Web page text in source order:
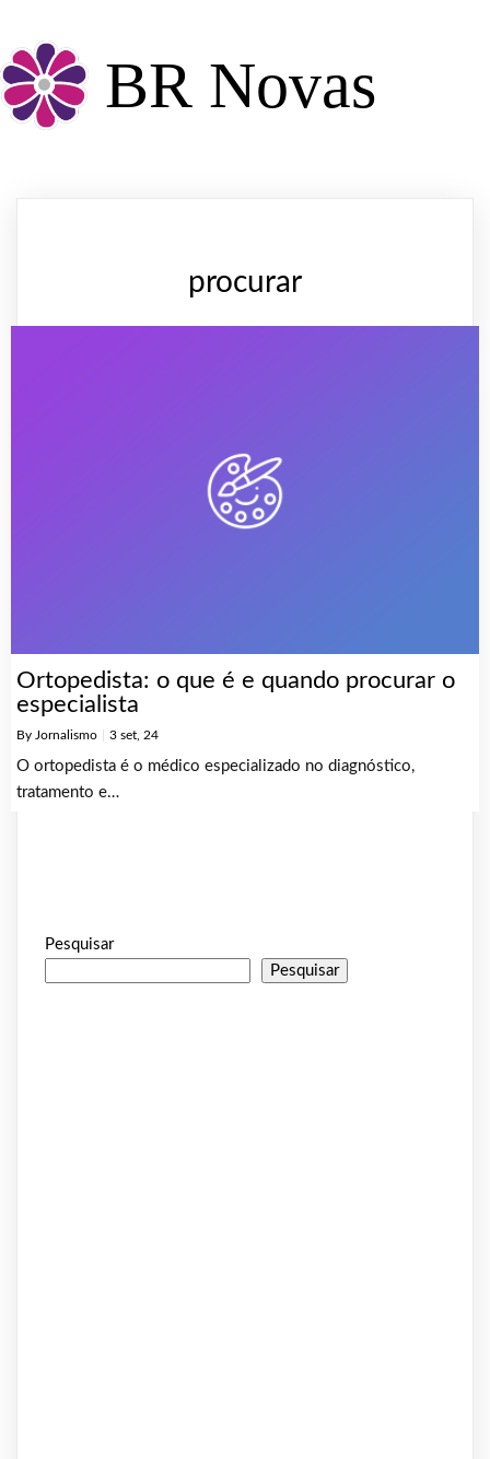
BR Novas
procurar
Ortopedista: o que é e quando procurar o
especialista
By Jornalismo 3 set, 24
O ortopedista é o médico especializado no diagnóstico,
tratamento e…
Pesquisar
Pesquisar